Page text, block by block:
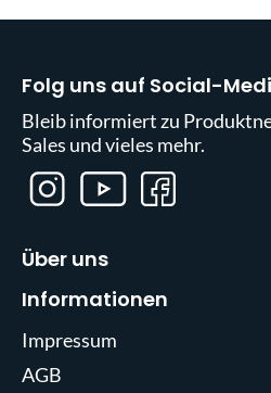
Folg uns auf Social-
Bleib informiert zu
Sales und vieles mehr.
Über uns
Informationen
Impressum
AGB